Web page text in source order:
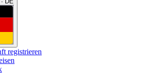
registrieren